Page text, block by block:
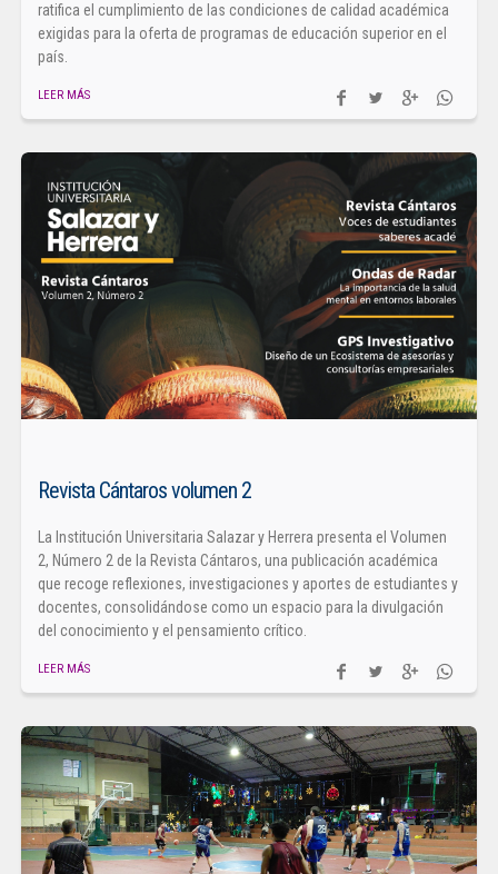
ratifica el cumplimiento de las condiciones de calidad académica
exigidas para la oferta de programas de educación superior en el
país.
LEER MÁS
Revista Cántaros volumen 2
La Institución Universitaria Salazar y Herrera presenta el Volumen
2, Número 2 de la Revista Cántaros, una publicación académica
que recoge reflexiones, investigaciones y aportes de estudiantes y
docentes, consolidándose como un espacio para la divulgación
del conocimiento y el pensamiento crítico.
LEER MÁS